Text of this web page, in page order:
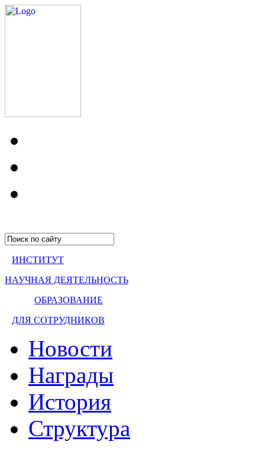
ИНСТИТУТ
НАУЧНАЯ ДЕЯТЕЛЬНОСТЬ
ОБРАЗОВАНИЕ
ДЛЯ СОТРУДНИКОВ
Новости
Награды
История
Структура